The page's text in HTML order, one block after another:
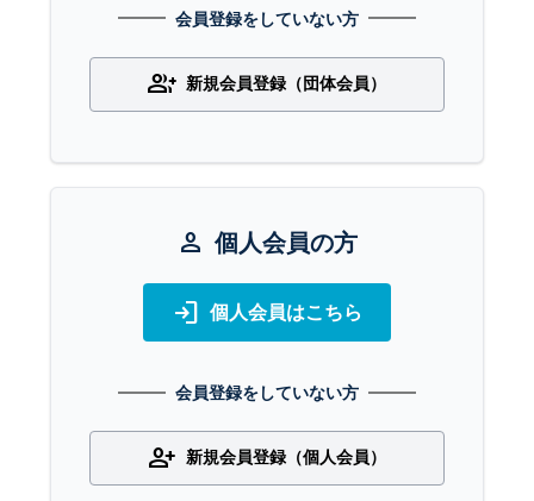
会員登録をしていない方
group_add 新規会員登録（団体会員）
person 個人会員の方
login 個人会員はこちら
会員登録をしていない方
person_add 新規会員登録（個人会員）